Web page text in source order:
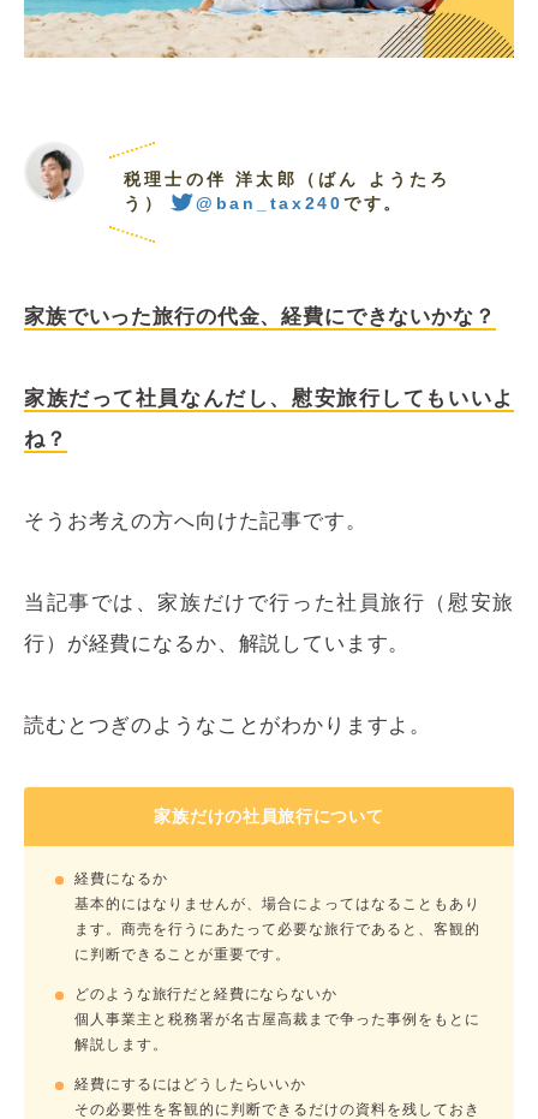
税理士の伴 洋太郎（ばん ようたろ
う）
@ban_tax240 です。
家族でいった旅行の代金、経費にできないかな？
家族だって社員なんだし、慰安旅行してもいいよ
ね？
そうお考えの方へ向けた記事です。
当記事では、家族だけで行った社員旅行（慰安旅
行）が経費になるか、解説しています。
読むとつぎのようなことがわかりますよ。
家族だけの社員旅行について
経費になるか
基本的にはなりませんが、場合によってはなることもあり
ます。商売を行うにあたって必要な旅行であると、客観的
に判断できることが重要です。
どのような旅行だと経費にならないか
個人事業主と税務署が名古屋高裁まで争った事例をもとに
解説します。
経費にするにはどうしたらいいか
その必要性を客観的に判断できるだけの資料を残しておき